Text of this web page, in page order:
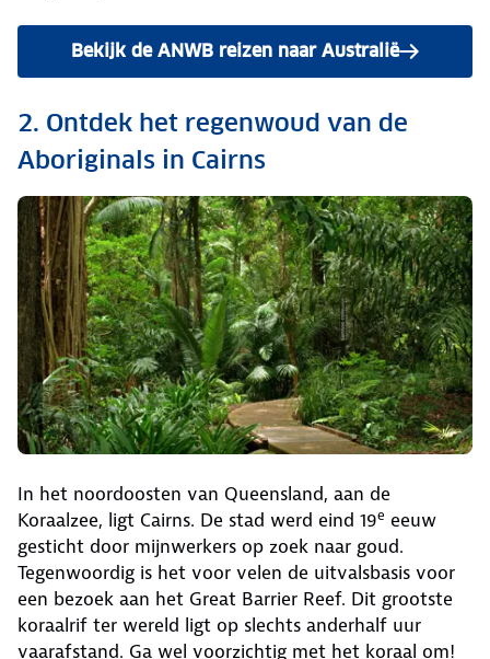
Bekijk de ANWB reizen naar Australië
2. Ontdek het regenwoud van de
Aboriginals in Cairns
In het noordoosten van Queensland, aan de
Koraalzee, ligt Cairns. De stad werd eind 19e eeuw
gesticht door mijnwerkers op zoek naar goud.
Tegenwoordig is het voor velen de uitvalsbasis voor
een bezoek aan het Great Barrier Reef. Dit grootste
koraalrif ter wereld ligt op slechts anderhalf uur
vaarafstand. Ga wel voorzichtig met het koraal om!